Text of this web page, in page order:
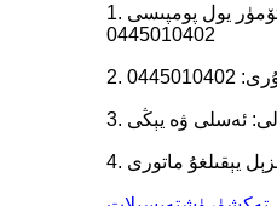
1. مەھسۇلات نامى: ئورتاق تۆمۈر يول پومپىسى
0445010402
ئەسلى ۋە يېڭى
يېقىلغۇ ماتورى